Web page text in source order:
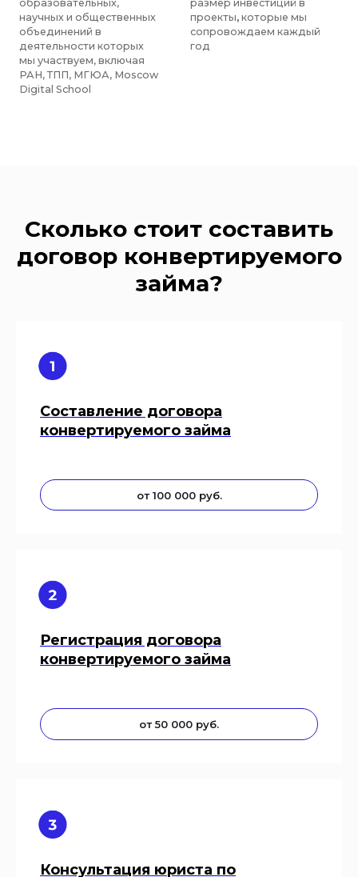
Сколько стоит составить
договор конвертируемого
займа?
Составление договора
конвертируемого займа
от 100 000 руб.
Регистрация договора
конвертируемого займа
от 50 000 руб.
Консультация юриста по